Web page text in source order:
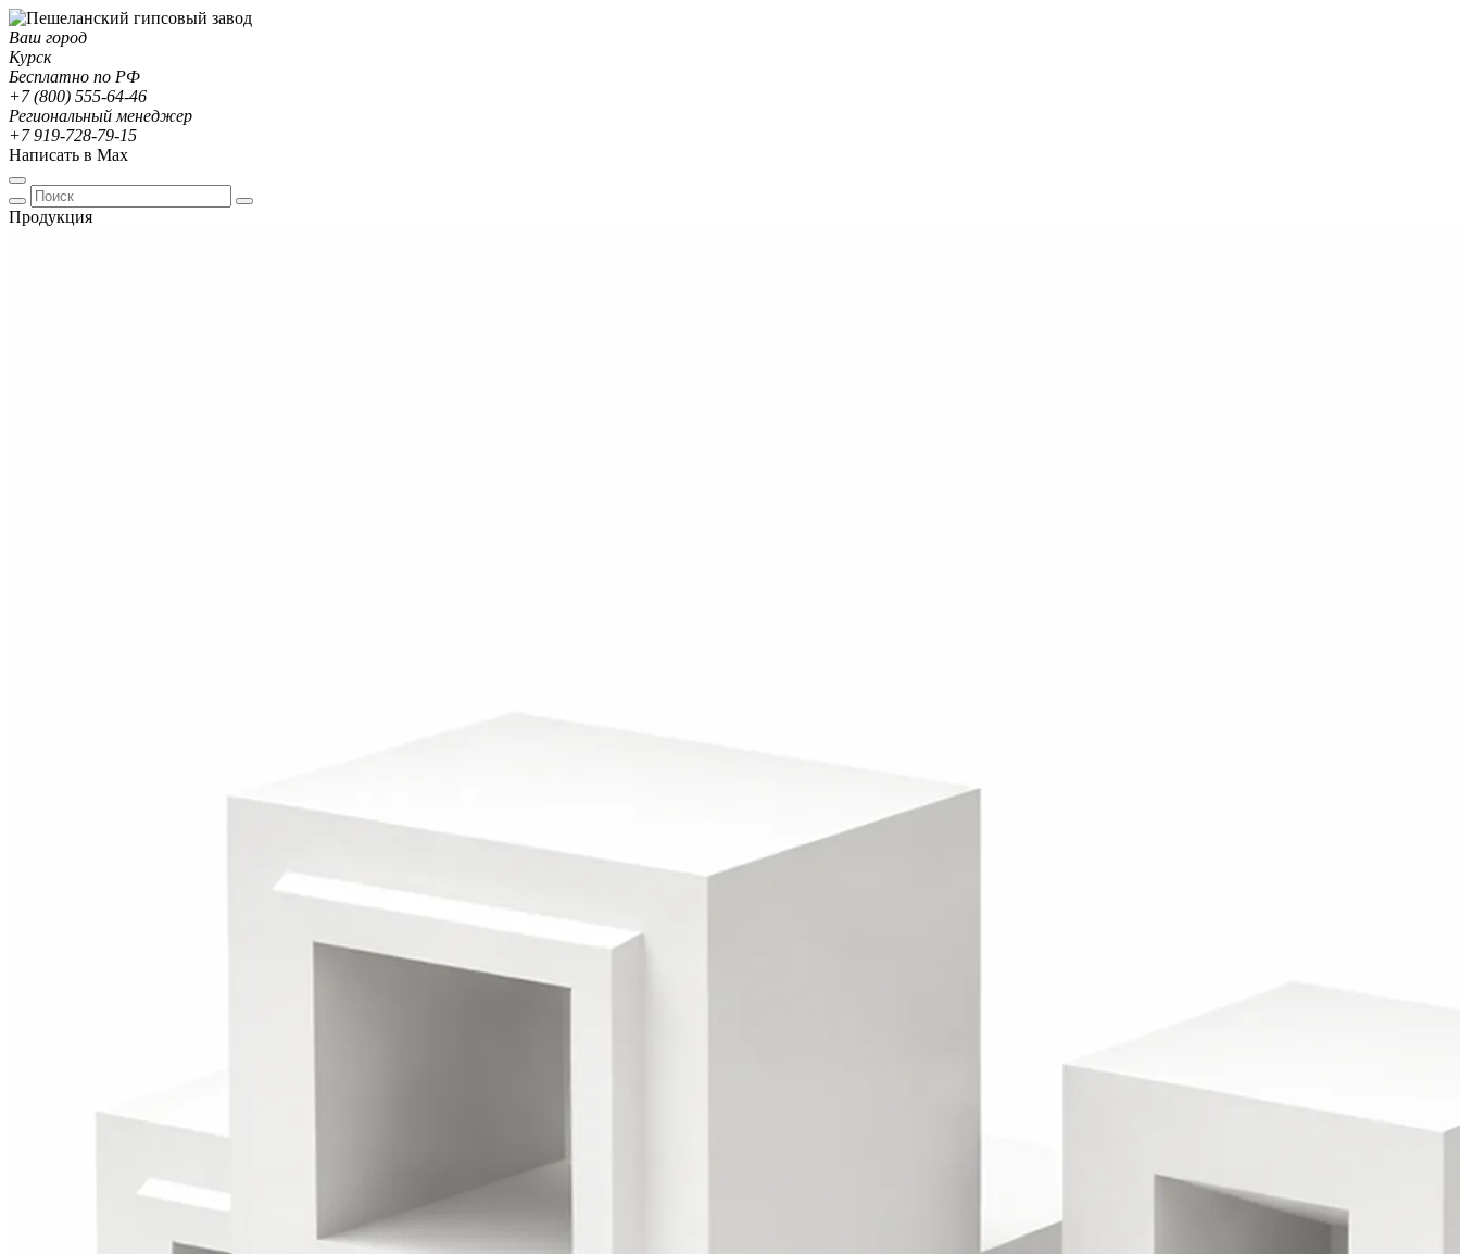
Ваш город
Курск
Бесплатно по РФ
+7 (800) 555-64-46
Региональный менеджер
+7 919-728-79-15
Написать в Max
Продукция